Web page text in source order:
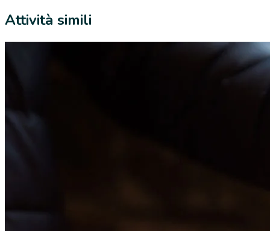
Attività simili